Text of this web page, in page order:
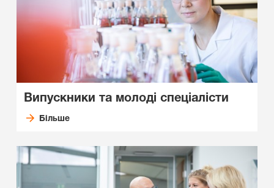
Випускники та молоді спеціалісти
Більше